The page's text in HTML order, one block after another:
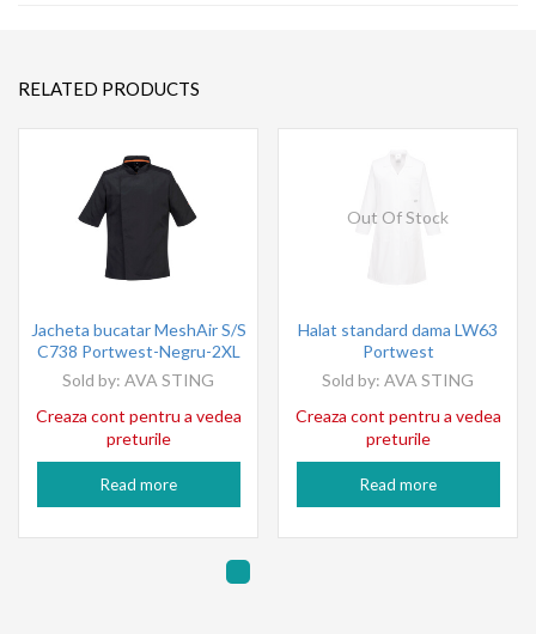
RELATED PRODUCTS
Jacheta bucatar MeshAir S/S
C738 Portwest-Negru-2XL
Sold by: AVA STING
Creaza cont pentru a vedea
preturile
Read more
Out Of Stock
Halat standard dama LW63
Portwest
Sold by: AVA STING
Creaza cont pentru a vedea
preturile
Read more